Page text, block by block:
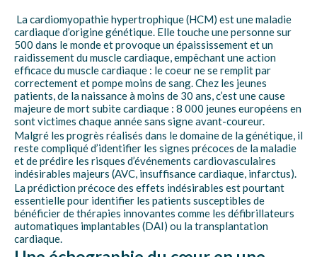
La cardiomyopathie hypertrophique (HCM) est une maladie
cardiaque d’origine génétique. Elle touche une personne sur
500 dans le monde et provoque un épaississement et un
raidissement du muscle cardiaque, empêchant une action
efficace du muscle cardiaque : le coeur ne se remplit par
correctement et pompe moins de sang. Chez les jeunes
patients, de la naissance à moins de 30 ans, c’est une cause
majeure de mort subite cardiaque : 8 000 jeunes européens en
sont victimes chaque année sans signe avant-coureur.
Malgré les progrès réalisés dans le domaine de la génétique, il
reste compliqué d’identifier les signes précoces de la maladie
et de prédire les risques d’événements cardiovasculaires
indésirables majeurs (AVC, insuffisance cardiaque, infarctus).
La prédiction précoce des effets indésirables est pourtant
essentielle pour identifier les patients susceptibles de
bénéficier de thérapies innovantes comme les défibrillateurs
automatiques implantables (DAI) ou la transplantation
cardiaque.